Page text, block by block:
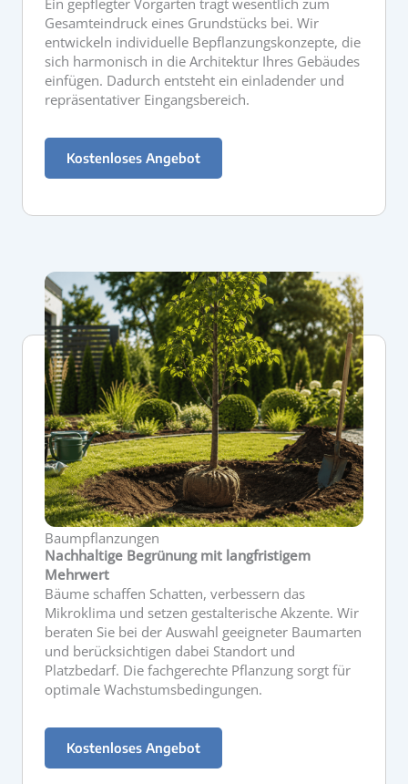
Gesamteindruck eines Grundstücks bei. Wir
entwickeln individuelle Bepflanzungskonzepte, die
sich harmonisch in die Architektur Ihres Gebäudes
einfügen. Dadurch entsteht ein einladender und
repräsentativer Eingangsbereich.
Kostenloses Angebot
Baumpflanzungen
Nachhaltige Begrünung mit langfristigem
Mehrwert
Bäume schaffen Schatten, verbessern das
Mikroklima und setzen gestalterische Akzente. Wir
beraten Sie bei der Auswahl geeigneter Baumarten
und berücksichtigen dabei Standort und
Platzbedarf. Die fachgerechte Pflanzung sorgt für
optimale Wachstumsbedingungen.
Kostenloses Angebot